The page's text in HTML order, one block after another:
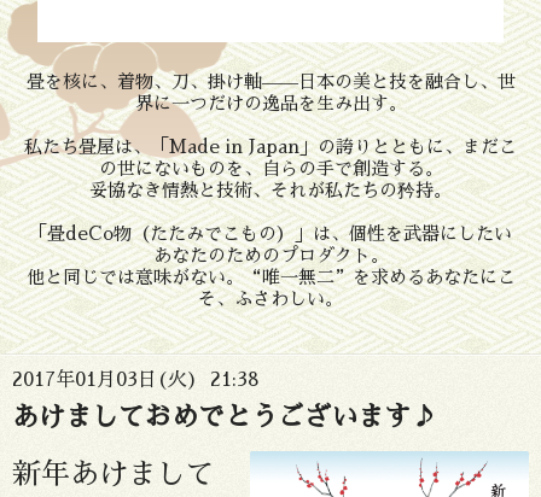
畳を核に、着物、刀、掛け軸——日本の美と技を融合し、世
界に一つだけの逸品を生み出す。
私たち畳屋は、「Made in Japan」の誇りとともに、まだこ
の世にないものを、自らの手で創造する。
妥協なき情熱と技術、それが私たちの矜持。
「畳deCo物（たたみでこもの）」は、個性を武器にしたい
あなたのためのプロダクト。
他と同じでは意味がない。“唯一無二”を求めるあなたにこ
そ、ふさわしい。
2017年01月03日(火) 21:38
あけましておめでとうございます♪
新年あけまして